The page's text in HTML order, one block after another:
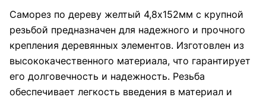
Саморез по дереву желтый 4,8х152мм с крупной
резьбой предназначен для надежного и прочного
крепления деревянных элементов. Изготовлен из
высококачественного материала, что гарантирует
его долговечность и надежность. Резьба
обеспечивает легкость введения в материал и